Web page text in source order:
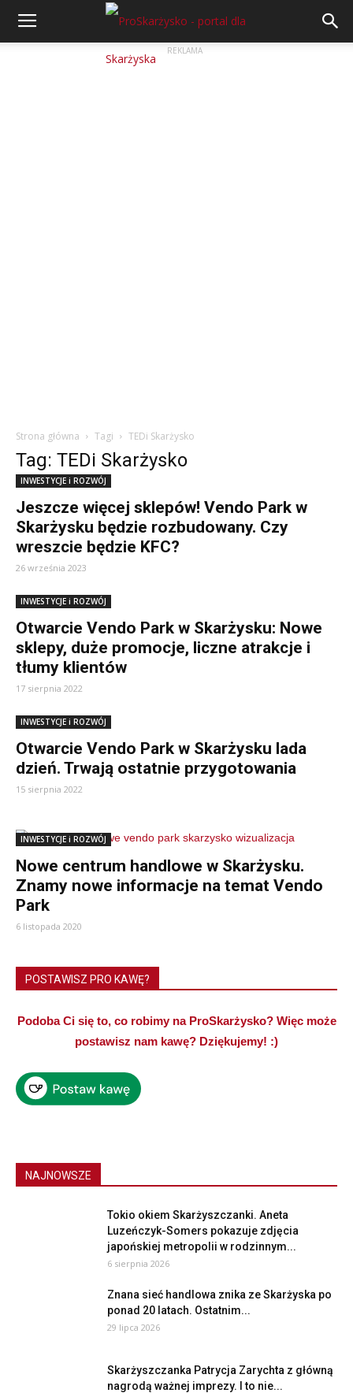
REKLAMA
Strona główna Tagi TEDi Skarżysko
Tag: TEDi Skarżysko
INWESTYCJE i ROZWÓJ
Jeszcze więcej sklepów! Vendo Park w
Skarżysku będzie rozbudowany. Czy
wreszcie będzie KFC?
26 września 2023
INWESTYCJE i ROZWÓJ
Otwarcie Vendo Park w Skarżysku: Nowe
sklepy, duże promocje, liczne atrakcje i
tłumy klientów
17 sierpnia 2022
INWESTYCJE i ROZWÓJ
Otwarcie Vendo Park w Skarżysku lada
dzień. Trwają ostatnie przygotowania
15 sierpnia 2022
INWESTYCJE i ROZWÓJ
Nowe centrum handlowe w Skarżysku.
Znamy nowe informacje na temat Vendo
Park
6 listopada 2020
POSTAWISZ PRO KAWĘ?
Podoba Ci się to, co robimy na ProSkarżysko? Więc może
postawisz nam kawę? Dziękujemy! :)
NAJNOWSZE
Tokio okiem Skarżyszczanki. Aneta
Luzeńczyk-Somers pokazuje zdjęcia
japońskiej metropolii w rodzinnym...
6 sierpnia 2026
Znana sieć handlowa znika ze Skarżyska po
ponad 20 latach. Ostatnim...
29 lipca 2026
Skarżyszczanka Patrycja Zarychta z główną
nagrodą ważnej imprezy. I to nie...